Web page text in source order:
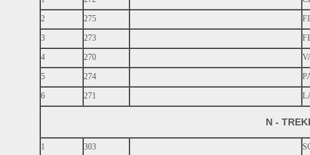
2
275
3
273
4
270
5
274
6
271
N -
1 303